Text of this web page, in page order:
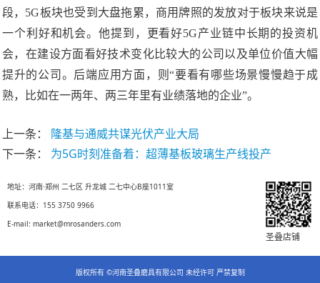
段，5G板块也受到大盘拖累，商用牌照的发放对于板块来说是
一个利好和机会。他提到，更看好5G产业链中长期的投资机
会，在建设方面看好技术变化比较大的公司以及单位价值大幅
提升的公司。后端应用方面，则“要看有哪些场景慢慢趋于成
熟，比如在一两年、两三年里有业绩落地的企业”。
上一条：
隆基与通威共谋光伏产业大局
下一条：
为5G时刻准备着：超薄基板玻璃生产线投产
地址：河南·郑州 二七区 升龙城 二七中心B座1011室
联系电话：155 3750 9966
E-mail: market@mrosanders.com
圣叠店铺
版权所有 ©河南圣叠磨具有限公司 未经许可 严禁复制